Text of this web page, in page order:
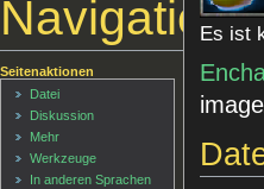
Es ist
Seitenaktionen
Datei
Diskussion
Mehr
Werkzeuge
In anderen Sprachen